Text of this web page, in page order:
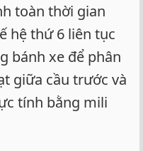
toàn thời gian
hệ thứ 6 liên tục
bánh xe để phân
giữa cầu trước và
tính bằng mili